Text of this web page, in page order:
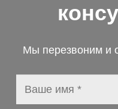
Мы перезвоним и